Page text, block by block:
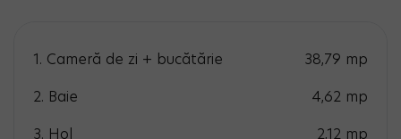
1. Cameră de zi + bucătărie 38,79 mp
2. Baie
4,62 mp
3. Hol
2,12 mp